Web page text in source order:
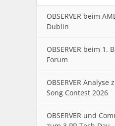
OBSERVER beim
Dublin
OBSERVER beim 1.
Forum
OBSERVER Analyse
Song Contest 2026
OBSERVER und